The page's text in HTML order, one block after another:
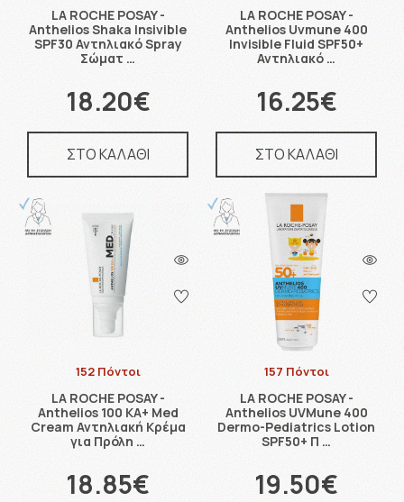
LA ROCHE POSAY -
Anthelios Shaka Insivible
SPF30 Αντηλιακό Spray
Σώματ …
18.20€
ΣΤΟ ΚΑΛΑΘΙ
LA ROCHE POSAY -
Anthelios Uvmune 400
Invisible Fluid SPF50+
Αντηλιακό …
16.25€
ΣΤΟ ΚΑΛΑΘΙ
152 Πόντοι
LA ROCHE POSAY -
Anthelios 100 KA+ Med
Cream Αντηλιακή Κρέμα
για Πρόλη …
18.85€
157 Πόντοι
LA ROCHE POSAY -
Anthelios UVMune 400
Dermo-Pediatrics Lotion
SPF50+ Π …
19.50€